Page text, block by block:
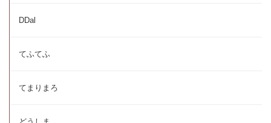
DDal
てふてふ
てまりまろ